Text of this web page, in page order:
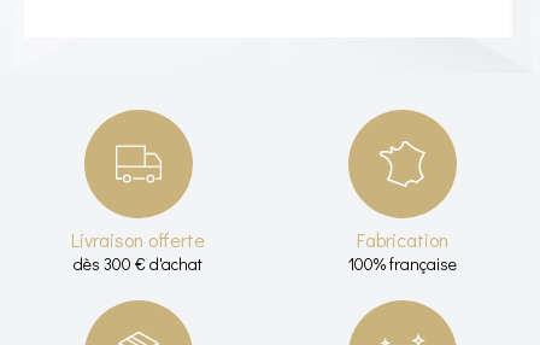
Livraison offerte
dès 300 € d'achat
Fabrication
100% française